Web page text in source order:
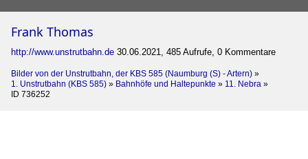
Frank Thomas
http://www.unstrutbahn.de 30.06.2021, 485 Aufrufe, 0 Kommentare
Bilder von der Unstrutbahn, der KBS 585 (Naumburg (S) - Artern) »
1. Unstrutbahn (KBS 585) » Bahnhöfe und Haltepunkte » 11. Nebra »
ID 736252